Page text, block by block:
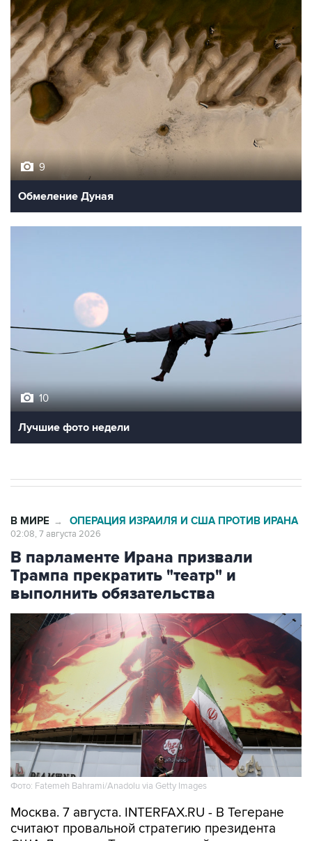
9
Обмеление Дуная
10
Лучшие фото недели
В МИРЕ → ОПЕРАЦИЯ ИЗРАИЛЯ И США ПРОТИВ ИРАНА
02:08, 7 августа 2026
В парламенте Ирана призвали
Трампа прекратить "театр" и
выполнить обязательства
Фото: Fatemeh Bahrami/Anadolu via Getty Images
Москва. 7 августа. INTERFAX.RU - В Тегеране
считают провальной стратегию президента